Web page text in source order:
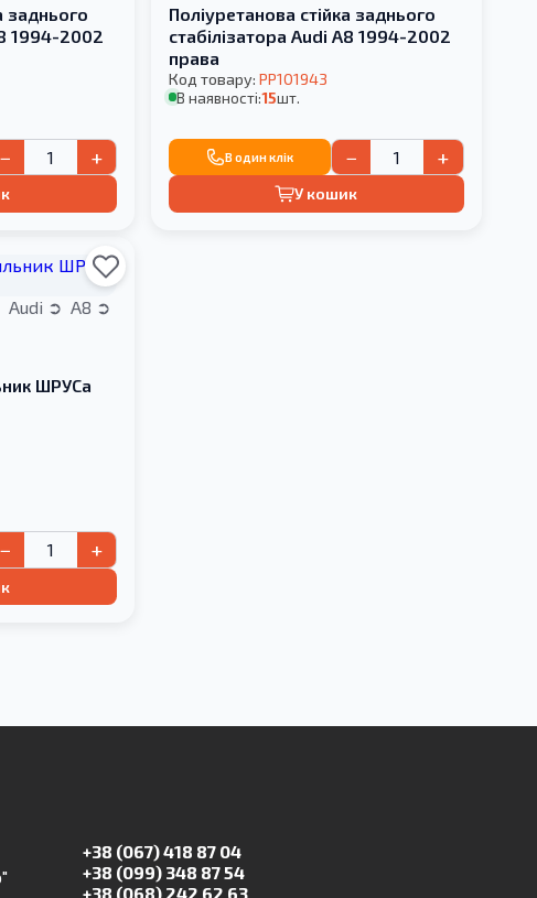
заднього
1994-2002
− +
Поліуретанова стійка заднього
стабілізатора Audi A8 1994-2002
права
Код товару: PP101943
В наявності:15шт.
В один клік − +
У кошик
Audi
A8
ШРУСа
− +
+38 (067) 418 87 04
+38 (099) 348 87 54
+38 (068) 242 62 63